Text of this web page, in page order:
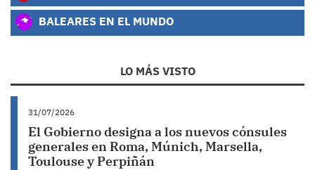
BALEARES EN EL MUNDO
LO MÁS VISTO
31/07/2026
El Gobierno designa a los nuevos cónsules
generales en Roma, Múnich, Marsella,
Toulouse y Perpiñán